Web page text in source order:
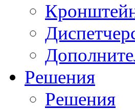
Решения
Решения